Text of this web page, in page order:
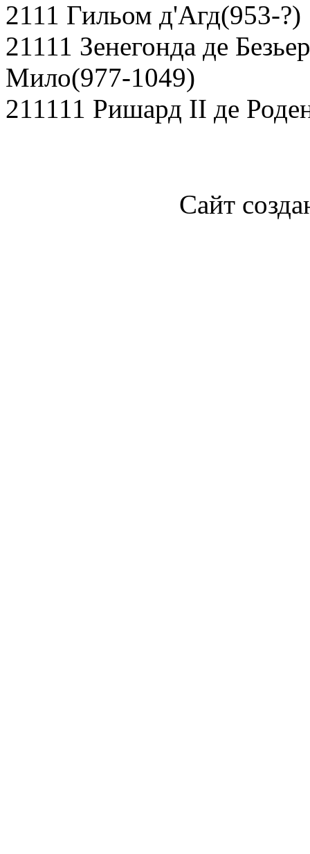
2111 Гильом д'Агд(953-?)
21111 Зенегонда де
Мило(977-1049)
211111 Ришард II де
Сайт